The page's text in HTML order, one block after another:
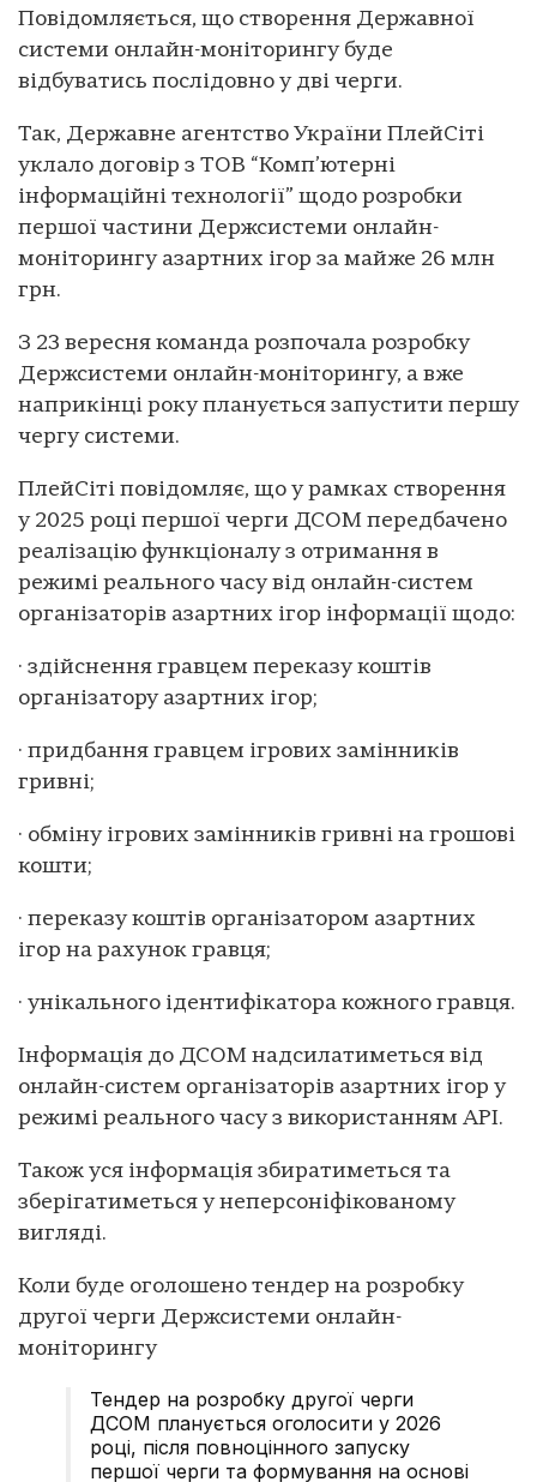
Повідомляється, що створення Державної
системи онлайн-моніторингу буде
відбуватись послідовно у дві черги.
Так, Державне агентство України ПлейСіті
уклало договір з ТОВ “Комп’ютерні
інформаційні технології” щодо розробки
першої частини Держсистеми онлайн-
моніторингу азартних ігор за майже 26 млн
грн.
З 23 вересня команда розпочала розробку
Держсистеми онлайн-моніторингу, а вже
наприкінці року планується запустити першу
чергу системи.
ПлейСіті повідомляє, що у рамках створення
у 2025 році першої черги ДСОМ передбачено
реалізацію функціоналу з отримання в
режимі реального часу від онлайн-систем
організаторів азартних ігор інформації щодо:
· здійснення гравцем переказу коштів
організатору азартних ігор;
· придбання гравцем ігрових замінників
гривні;
· обміну ігрових замінників гривні на грошові
кошти;
· переказу коштів організатором азартних
ігор на рахунок гравця;
· унікального ідентифікатора кожного гравця.
Інформація до ДСОМ надсилатиметься від
онлайн-систем організаторів азартних ігор у
режимі реального часу з використанням API.
Також уся інформація збиратиметься та
зберігатиметься у неперсоніфікованому
вигляді.
Коли буде оголошено тендер на розробку
другої черги Держсистеми онлайн-
моніторингу
Тендер на розробку другої черги
ДСОМ планується оголосити у 2026
році, після повноцінного запуску
першої черги та формування на основі